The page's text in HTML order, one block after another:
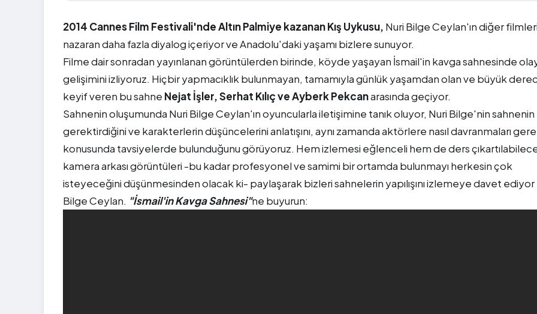
2014 Cannes Film Festivali'nde Altın Palmiye kazanan Kış Uykusu, Nuri Bilge Ceylan'ın diğer
nazaran daha fazla diyalog içeriyor ve Anadolu'daki yaşamı bizlere sunuyor.
Filme dair sonradan yayınlanan görüntülerden birinde, köyde yaşayan İsmail'in kavga sahnesinde
gelişimini izliyoruz. Hiçbir yapmacıklık bulunmayan, tamamıyla günlük yaşamdan olan ve büyük
keyif veren bu sahne Nejat İşler, Serhat Kılıç ve Ayberk Pekcanarasında geçiyor.
Sahnenin oluşumunda Nuri Bilge Ceylan'ın oyuncularla iletişimine tanık oluyor, Nuri Bilge'nin
gerektirdiğini ve karakterlerin düşüncelerini anlatışını, aynı zamanda aktörlere nasıl davranmaları
konusunda tavsiyelerde bulunduğunu görüyoruz. Hem izlemesi eğlenceli hem de ders
kamera arkası görüntüleri -bu kadar profesyonel ve samimi bir ortamda bulunmayı herkesin çok
isteyeceğini düşünmesinden olacak ki- paylaşarak bizleri sahnelerin yapılışını izlemeye davet ediyor
Bilge Ceylan. "İsmail'in Kavga Sahnesi"ne buyurun: